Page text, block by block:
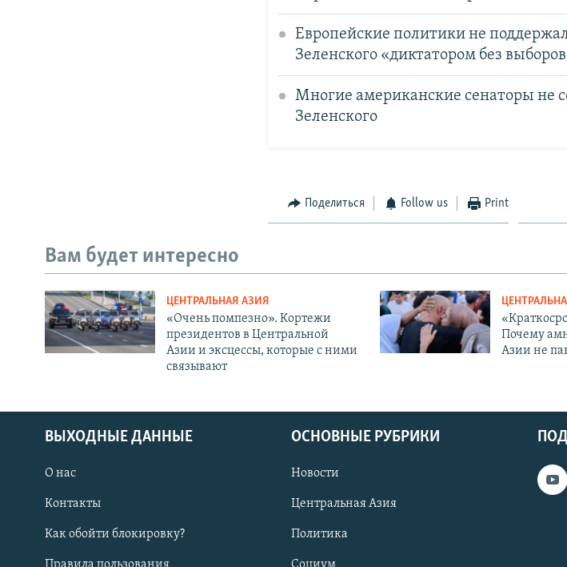
Европейские политики не
Зеленского «диктатором без
Многие американские сенаторы не
Зеленского
Поделиться Follow us Print
Вам будет интересно
ЦЕНТРАЛЬНАЯ АЗИЯ
«Очень помпезно». Кортежи
президентов в Центральной
Азии и эксцессы, которые с ними
связывают
Почему
Азии не
ВЫХОДНЫЕ ДАННЫЕ
О нас
Контакты
Как обойти блокировку?
ОСНОВНЫЕ РУБРИКИ
Новости
Центральная Азия
Политика